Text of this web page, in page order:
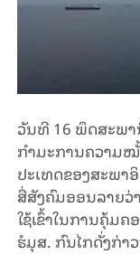
ວັນທີ 16 ພຶດສະພ
ກຳມະການຄວາມ
ປະເທດຂອງສະພາ
ສື່ສັງຄົມອອນລາຍວ່
ໃຊ້ເຂົ້າໃນການຄຸ້ມ
ຮໍມຸສ. ກົນໄກດັ່ງກ່າ